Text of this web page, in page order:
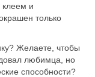
клеем и
только
Желаете, чтобы
любимца, но
способности?